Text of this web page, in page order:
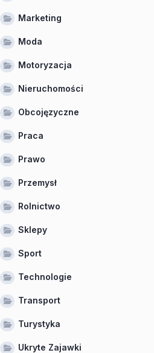
Marketing
Moda
Motoryzacja
Nieruchomości
Obcojęzyczne
Praca
Prawo
Przemysł
Rolnictwo
Sklepy
Sport
Technologie
Transport
Turystyka
Ukryte Zajawki